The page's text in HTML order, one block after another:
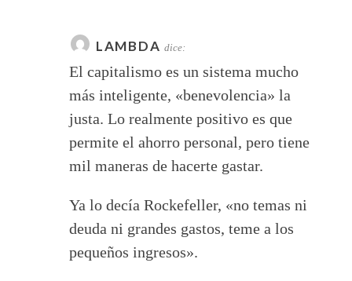
LAMBDA dice:
El capitalismo es un sistema mucho
más inteligente, «benevolencia» la
justa. Lo realmente positivo es que
permite el ahorro personal, pero tiene
mil maneras de hacerte gastar.
Ya lo decía Rockefeller, «no temas ni
deuda ni grandes gastos, teme a los
pequeños ingresos».